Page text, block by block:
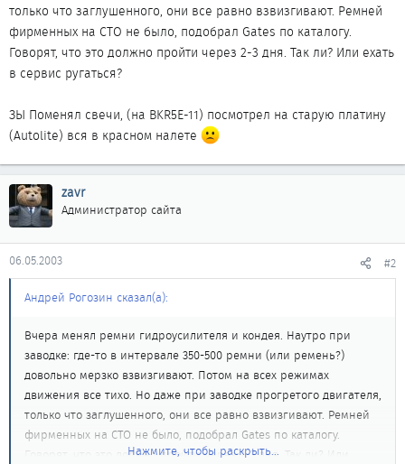
только что заглушенного, они все равно взвизгивают. Ремней
фирменных на СТО не было, подобрал Gates по каталогу.
Говорят, что это должно пройти через 2-3 дня. Так ли? Или ехать
в сервис ругаться?
ЗЫ Поменял свечи, (на BKR5E-11) посмотрел на старую платину
(Autolite) вся в красном налете
zavr
Администратор сайта
06.05.2003 #2
Андрей Рогозин сказал(а):
Вчера менял ремни гидроусилителя и кондея. Наутро при
заводке: где-то в интервале 350-500 ремни (или ремень?)
довольно мерзко взвизгивают. Потом на всех режимах
движения все тихо. Но даже при заводке прогретого двигателя,
только что заглушенного, они все равно взвизгивают. Ремней
фирменных на СТО не было, подобрал Gates по каталогу.
Говорят, что это должно пройти через 2-3 дня. Так ли? Или
Нажмите, чтобы раскрыть...